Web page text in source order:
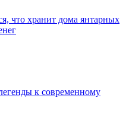
что хранит дома янтарных
к современному